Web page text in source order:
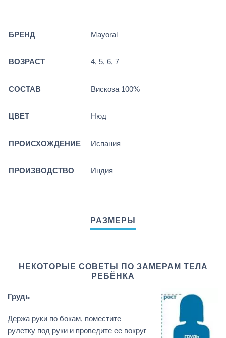
БРЕНД Mayoral
ВОЗРАСТ 4, 5, 6, 7
СОСТАВ Вискоза 100%
ЦВЕТ Нюд
ПРОИСХОЖДЕНИЕ Испания
ПРОИЗВОДСТВО Индия
НЕКОТОРЫЕ СОВЕТЫ ПО ЗАМЕРАМ ТЕЛА
РЕБЁНКА
Грудь
Держа руки по бокам, поместите
рулетку под руки и проведите ее вокруг